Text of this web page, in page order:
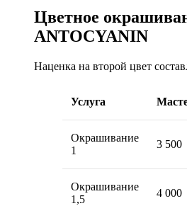
Цветное
ANTOCYANIN
Наценка на второй цвет
Услуга
Окрашивание
1
3 500
Окрашивание
1,5
4 000